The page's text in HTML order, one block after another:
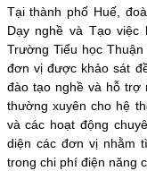
Tại thành phố Huế,
Dạy nghề và Tạo việc
Trường Tiểu học
đơn vị được khảo sát
đào tạo nghề và hỗ trợ
thường xuyên cho hệ
và các hoạt động
diện các đơn vị nhằm
trong chi phí điện năng